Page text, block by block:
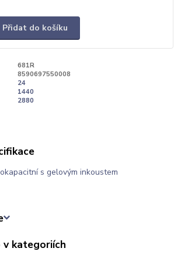
Přidat do košíku
681R
8590697550008
24
1440
2880
s gelovým inkoustem
v kategoriích